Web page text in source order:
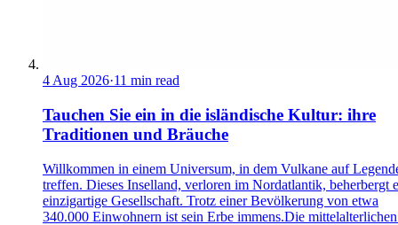
4 Aug 2026·11 min read
Tauchen Sie ein in die isländische Kultur: ihre
Traditionen und Bräuche
Willkommen in einem Universum, in dem Vulkane auf
treffen. Dieses Inselland, verloren im Nordatlantik, beherbergt
einzigartige Gesellschaft. Trotz einer Bevölkerung von etwa
340.000 Einwohnern ist sein Erbe immens.Die